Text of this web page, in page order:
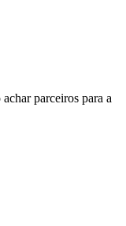
parceiros para a